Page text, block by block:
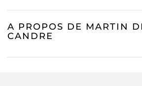
A PROPOS DE MARTIN
CANDRE